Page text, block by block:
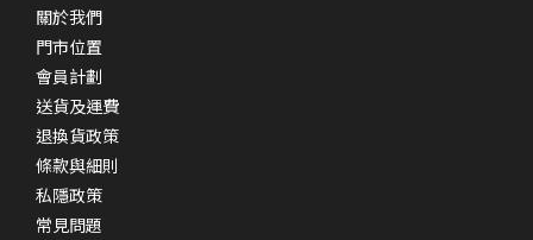
關於我們
門市位置
會員計劃
送貨及運費
退換貨政策
條款與細則
私隱政策
常見問題